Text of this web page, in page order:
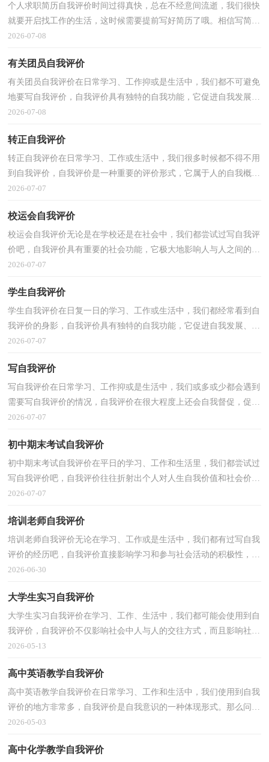
个人求职简历自我评价时间过得真快，总在不经意间流逝，我们很快
就要开启找工作的生活，这时候需要提前写好简历了哦。相信写简历
是一个让许多人都头痛的问题，下面是小编帮大家整理...
2026-07-08
有关团员自我评价
有关团员自我评价在日常学习、工作抑或是生活中，我们都不可避免
地要写自我评价，自我评价具有独特的自我功能，它促进自我发展、
自我完善、自我实现。那么，怎么去写自我评价呢？以下...
2026-07-08
转正自我评价
转正自我评价在日常学习、工作或生活中，我们很多时候都不得不用
到自我评价，自我评价是一种重要的评价形式，它属于人的自我概念
的重要内容之一。那么，怎么去写自我评价呢？以下是小...
2026-07-07
校运会自我评价
校运会自我评价无论是在学校还是在社会中，我们都尝试过写自我评
价吧，自我评价具有重要的社会功能，它极大地影响人与人之间的交
往方式。你知道自我评价怎样才能写的好吗？以下是小...
2026-07-07
学生自我评价
学生自我评价在日复一日的学习、工作或生活中，我们都经常看到自
我评价的身影，自我评价具有独特的自我功能，它促进自我发展、自
我完善、自我实现。那么问题来了，到底应如何写一份...
2026-07-07
写自我评价
写自我评价在日常学习、工作抑或是生活中，我们或多或少都会遇到
需要写自我评价的情况，自我评价在很大程度上还会自我督促，促使
我们维持自我的一致性。你知道自我评价怎样才能写...
2026-07-07
初中期末考试自我评价
初中期末考试自我评价在平日的学习、工作和生活里，我们都尝试过
写自我评价吧，自我评价往往折射出个人对人生自我价值和社会价值
的认识和态度。你所见过的自我评价是什么样的呢...
2026-07-07
培训老师自我评价
培训老师自我评价无论在学习、工作或是生活中，我们都有过写自我
评价的经历吧，自我评价直接影响学习和参与社会活动的积极性，也
影响着与他人的交往关系。如何写一份恰当的自我评...
2026-06-30
大学生实习自我评价
大学生实习自我评价在学习、工作、生活中，我们都可能会使用到自
我评价，自我评价不仅影响社会中人与人的交往方式，而且影响社会
中人的心理健康程度，影响人的价值观和人生观的合理...
2026-05-13
高中英语教学自我评价
高中英语教学自我评价在日常学习、工作和生活中，我们使用到自我
评价的地方非常多，自我评价是自我意识的一种体现形式。那么问题
来了，到底应如何写一份恰当的自我评价呢？下面是小...
2026-05-03
高中化学教学自我评价